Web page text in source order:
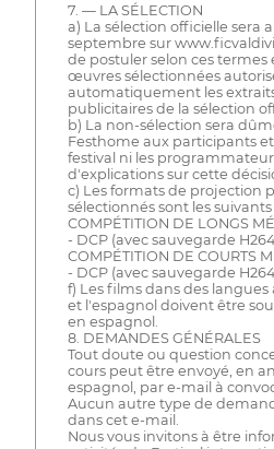
7. — LA SÉLECTION
a) La sélection officielle sera
septembre sur
de postuler selon ces termes
œuvres sélectionnées
automatiquement les
publicitaires de la sélection
b) La non-sélection sera
Festhome aux participants
festival ni les
d'explications sur cette
c) Les formats de projection
sélectionnés sont les suivants
COMPÉTITION DE LONGS
- DCP (avec sauvegarde
COMPÉTITION DE COURTS
- DCP (avec sauvegarde
f) Les films dans des
et l'espagnol doivent être
en espagnol.
8. DEMANDES GÉNÉRALES
Tout doute ou question
cours peut être envoyé, en
espagnol, par e-mail à
Aucun autre type de
dans cet e-mail.
Nous vous invitons à être